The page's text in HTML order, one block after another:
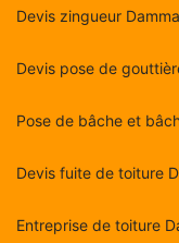
Devis zingueur
Devis pose de
Pose de bâche et
Devis fuite de toiture
Entreprise de toiture